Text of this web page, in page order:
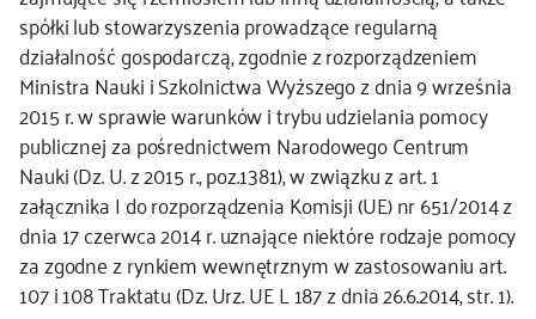
spółki lub stowarzyszenia prowadzące regularną
działalność gospodarczą, zgodnie z rozporządzeniem
Ministra Nauki i Szkolnictwa Wyższego z dnia 9 września
2015 r. w sprawie warunków i trybu udzielania pomocy
publicznej za pośrednictwem Narodowego Centrum
Nauki (Dz. U. z 2015 r., poz.1381), w związku z art. 1
załącznika I do rozporządzenia Komisji (UE) nr 651/2014 z
dnia 17 czerwca 2014 r. uznające niektóre rodzaje pomocy
za zgodne z rynkiem wewnętrznym w zastosowaniu art.
107 i 108 Traktatu (Dz. Urz. UE L 187 z dnia 26.6.2014, str. 1).